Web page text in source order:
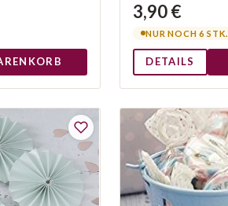
3,90 €
NUR NOCH 6 STK.
DETAILS